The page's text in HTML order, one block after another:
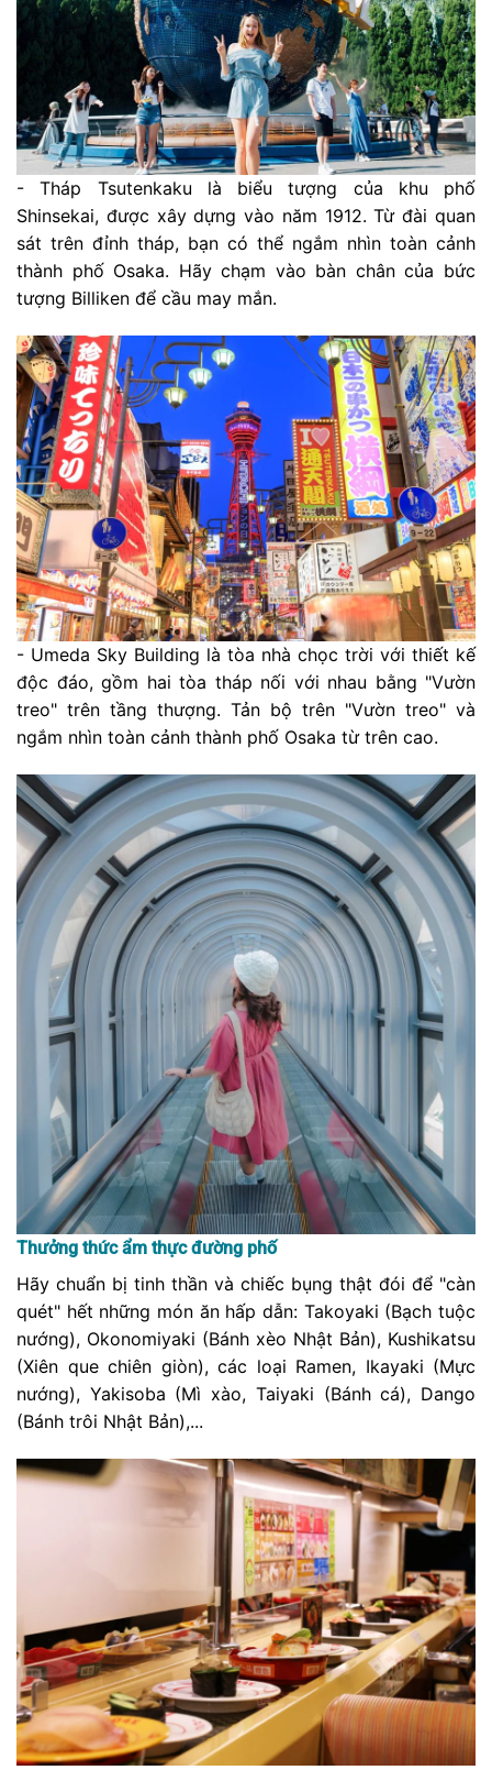
- Tháp Tsutenkaku là biểu tượng của khu phố
Shinsekai, được xây dựng vào năm 1912. Từ đài quan
sát trên đỉnh tháp, bạn có thể ngắm nhìn toàn cảnh
thành phố Osaka. Hãy chạm vào bàn chân của bức
tượng Billiken để cầu may mắn.
- Umeda Sky Building là tòa nhà chọc trời với thiết kế
độc đáo, gồm hai tòa tháp nối với nhau bằng "Vườn
treo" trên tầng thượng. Tản bộ trên "Vườn treo" và
ngắm nhìn toàn cảnh thành phố Osaka từ trên cao.
Thưởng thức ẩm thực đường phố
Hãy chuẩn bị tinh thần và chiếc bụng thật đói để "càn
quét" hết những món ăn hấp dẫn: Takoyaki (Bạch tuộc
nướng), Okonomiyaki (Bánh xèo Nhật Bản), Kushikatsu
(Xiên que chiên giòn), các loại Ramen, Ikayaki (Mực
nướng), Yakisoba (Mì xào, Taiyaki (Bánh cá), Dango
(Bánh trôi Nhật Bản),...